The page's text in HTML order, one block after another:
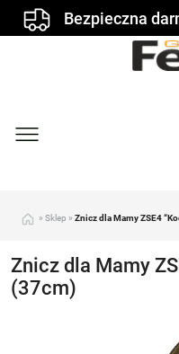
Bezpieczna
» Sklep » Znicz dla Mamy ZSE4
Znicz dla Mamy
(37cm)